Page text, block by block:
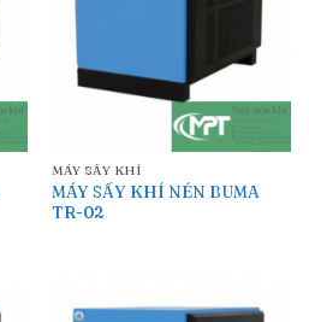
MÁY SẤY KHÍ
MÁY SẤY KHÍ NÉN BUMA
TR-02